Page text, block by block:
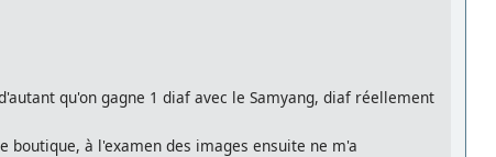
qu'on gagne 1 diaf avec le Samyang, diaf réellement
à l'examen des images ensuite ne m'a